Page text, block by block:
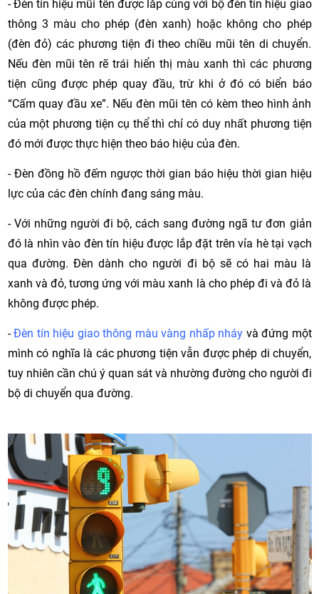
- Đèn tín hiệu mũi tên được lắp cùng với bộ đèn tín hiệu giao
thông 3 màu cho phép (đèn xanh) hoặc không cho phép
(đèn đỏ) các phương tiện đi theo chiều mũi tên di chuyển.
Nếu đèn mũi tên rẽ trái hiển thị màu xanh thì các phương
tiện cũng được phép quay đầu, trừ khi ở đó có biển báo
“Cấm quay đầu xe”. Nếu đèn mũi tên có kèm theo hình ảnh
của một phương tiện cụ thể thì chỉ có duy nhất phương tiện
đó mới được thực hiện theo báo hiệu của đèn.
- Đèn đồng hồ đếm ngược thời gian báo hiệu thời gian hiệu
lực của các đèn chính đang sáng màu.
- Với những người đi bộ, cách sang đường ngã tư đơn giản
đó là nhìn vào đèn tín hiệu được lắp đặt trên vỉa hè tại vạch
qua đường. Đèn dành cho người đi bộ sẽ có hai màu là
xanh và đỏ, tương ứng với màu xanh là cho phép đi và đỏ là
không được phép.
-Đèn tín hiệu giao thông màu vàng nhấp nháy và đứng một
mình có nghĩa là các phương tiện vẫn được phép di chuyển,
tuy nhiên cần chú ý quan sát và nhường đường cho người đi
bộ di chuyển qua đường.